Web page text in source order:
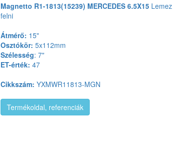
Magnetto R1-1813(15239) MERCEDES 6.5X15Lemez
felni
Átmérő: 15"
Osztókör: 5x112mm
Szélesség: 7"
ET-érték: 47
Cikkszám: YXMWR11813-MGN
Termékoldal, referenciák